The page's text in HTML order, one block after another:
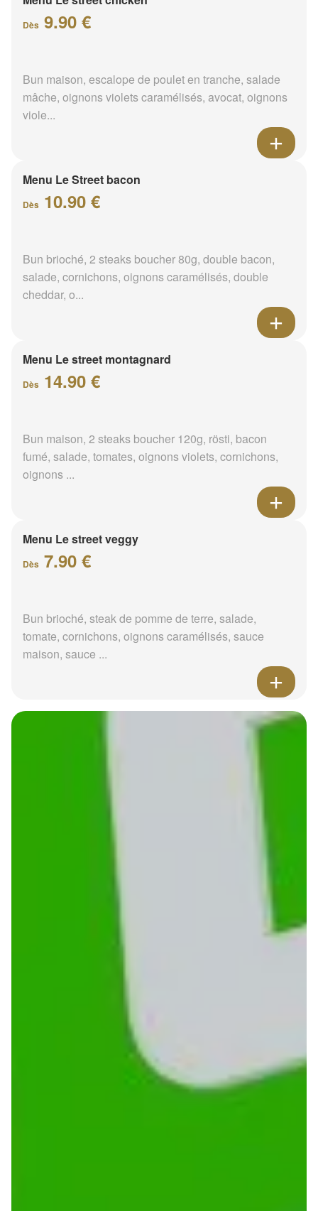
Dès 9.90 €
Bun maison, escalope de poulet en tranche, salade
mâche, oignons violets caramélisés, avocat, oignons
viole...
Menu Le Street bacon
Dès 10.90 €
Bun brioché, 2 steaks boucher 80g, double bacon,
salade, cornichons, oignons caramélisés, double
cheddar, o...
Menu Le street montagnard
Dès 14.90 €
Bun maison, 2 steaks boucher 120g, rösti, bacon
fumé, salade, tomates, oignons violets, cornichons,
oignons ...
Menu Le street veggy
Dès 7.90 €
Bun brioché, steak de pomme de terre, salade,
tomate, cornichons, oignons caramélisés, sauce
maison, sauce ...